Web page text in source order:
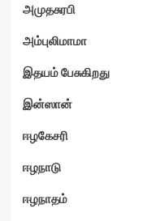
அமுதசுரபி
அம்புலிமாமா
இதயம் பேசுகிறது
இன்ஸான்
ஈழகேசரி
ஈழநாடு
ஈழநாதம்